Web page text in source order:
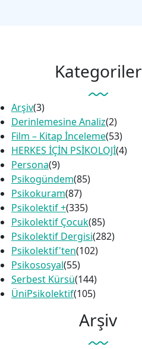
Kategoriler
Arşiv(3)
Derinlemesine Analiz(2)
Film – Kitap İnceleme(53)
HERKES İÇİN PSİKOLOJİ(4)
Persona(9)
Psikogündem(85)
Psikokuram(87)
Psikolektif +(335)
Psikolektif Çocuk(85)
Psikolektif Dergisi(282)
Psikolektif'ten(102)
Psikososyal(55)
Serbest Kürsü(144)
ÜniPsikolektif(105)
Arşiv